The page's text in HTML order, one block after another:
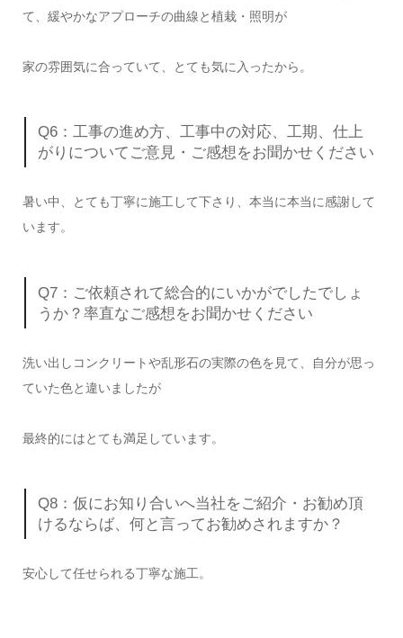
て、緩やかなアプローチの曲線と植栽・照明が
家の雰囲気に合っていて、とても気に入ったから。
Q6：工事の進め方、工事中の対応、工期、仕上
がりについてご意見・ご感想をお聞かせください
暑い中、とても丁寧に施工して下さり、本当に本当に感謝して
います。
Q7：ご依頼されて総合的にいかがでしたでしょ
うか？率直なご感想をお聞かせください
洗い出しコンクリートや乱形石の実際の色を見て、自分が思っ
ていた色と違いましたが
最終的にはとても満足しています。
Q8：仮にお知り合いへ当社をご紹介・お勧め頂
けるならば、何と言ってお勧めされますか？
安心して任せられる丁寧な施工。